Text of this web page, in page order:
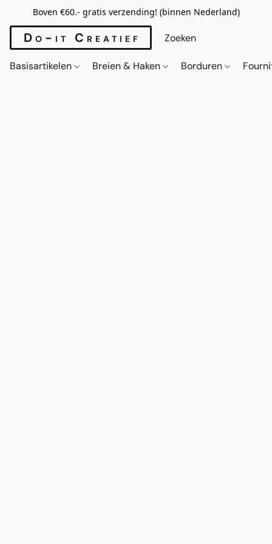
Boven €60.- gratis verzending! (binnen Nederland)
Do-it Creatief
Basisartikelen Breien & Haken Borduren